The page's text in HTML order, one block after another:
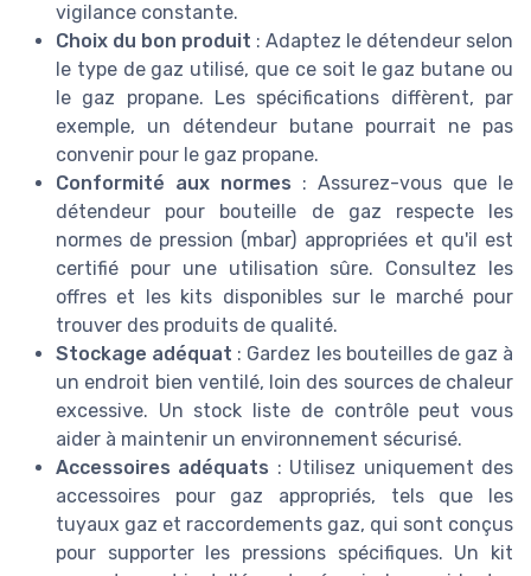
vigilance constante.
Choix du bon produit : Adaptez le détendeur selon
le type de gaz utilisé, que ce soit le gaz butane ou
le gaz propane. Les spécifications diffèrent, par
exemple, un détendeur butane pourrait ne pas
convenir pour le gaz propane.
Conformité aux normes : Assurez-vous que le
détendeur pour bouteille de gaz respecte les
normes de pression (mbar) appropriées et qu'il est
certifié pour une utilisation sûre. Consultez les
offres et les kits disponibles sur le marché pour
trouver des produits de qualité.
Stockage adéquat : Gardez les bouteilles de gaz à
un endroit bien ventilé, loin des sources de chaleur
excessive. Un stock liste de contrôle peut vous
aider à maintenir un environnement sécurisé.
Accessoires adéquats : Utilisez uniquement des
accessoires pour gaz appropriés, tels que les
tuyaux gaz et raccordements gaz, qui sont conçus
pour supporter les pressions spécifiques. Un kit